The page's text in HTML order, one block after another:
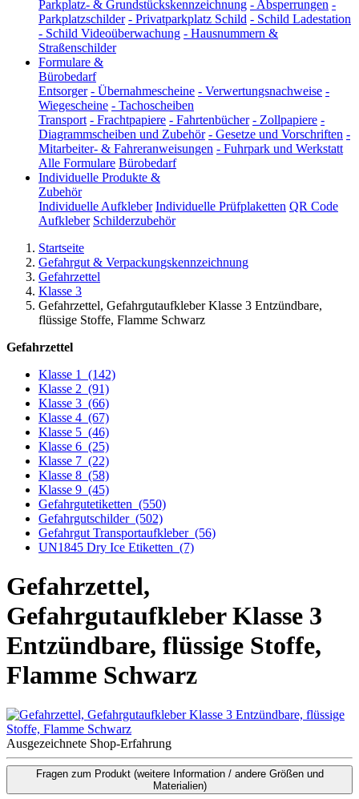
Parkplatz- & Grundstückskennzeichnung - Absperrungen -
Parkplatzschilder - Privatparkplatz Schild - Schild Ladestation
- Schild Videoüberwachung - Hausnummern &
Straßenschilder
Formulare &
Bürobedarf
Entsorger - Übernahmescheine - Verwertungsnachweise -
Wiegescheine - Tachoscheiben
Transport - Frachtpapiere - Fahrtenbücher - Zollpapiere -
Diagrammscheiben und Zubehör - Gesetze und Vorschriften -
Mitarbeiter- & Fahreranweisungen - Fuhrpark und Werkstatt
Alle Formulare Bürobedarf
Individuelle Produkte &
Zubehör
Individuelle Aufkleber Individuelle Prüfplaketten QR Code
Aufkleber Schilderzubehör
Startseite
Gefahrgut & Verpackungskennzeichnung
Gefahrzettel
Klasse 3
Gefahrzettel, Gefahrgutaufkleber Klasse 3 Entzündbare,
flüssige Stoffe, Flamme Schwarz
Gefahrzettel
Klasse 1
(142)
Klasse 2 (91)
Klasse 3 (66)
Klasse 4 (67)
Klasse 5 (46)
Klasse 6 (25)
Klasse 7 (22)
Klasse 8 (58)
Klasse 9 (45)
Gefahrgutetiketten (550)
Gefahrgutschilder (502)
Gefahrgut Transportaufkleber (56)
UN1845 Dry Ice Etiketten (7)
Gefahrzettel,
Gefahrgutaufkleber Klasse 3
Entzündbare, flüssige Stoffe,
Flamme Schwarz
Ausgezeichnete Shop-Erfahrung
Fragen zum Produkt (weitere Information / andere Größen und
Materialien)